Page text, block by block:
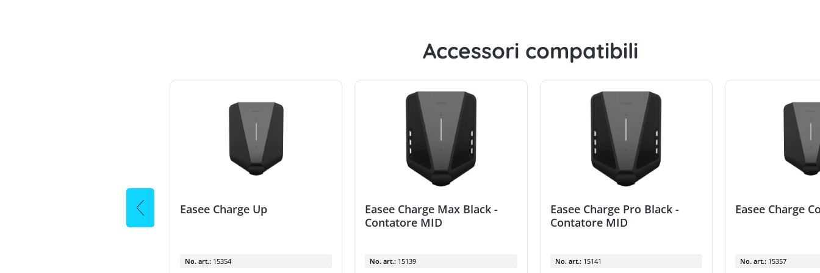
Accessori compatibili
Easee Charge Up
No. art.: 15354
Easee Charge Max Black -
Contatore MID
No. art.: 15139
Easee Charge Pro Black -
Contatore MID
No. art.: 15141
Easee Charge
No. art.: 15357